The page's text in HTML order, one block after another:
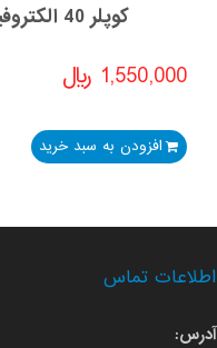
کوپلر 40 الکتروفیوژن
﷼ 1,550,000
افزودن به سبد خرید
اطلاعات تماس
آدرس: